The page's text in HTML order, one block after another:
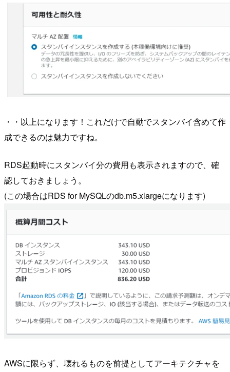
・・以上になります！これだけで自動でスタンバイ含めて作
成できるのは魅力ですね。
RDS起動時にスタンバイ分の費用も表示されますので、確
認しておきましょう。
(この場合はRDS for MySQLのdb.m5.xlargeになります)
AWSに限らず、壊れるものを前提としてアーキテクチャを